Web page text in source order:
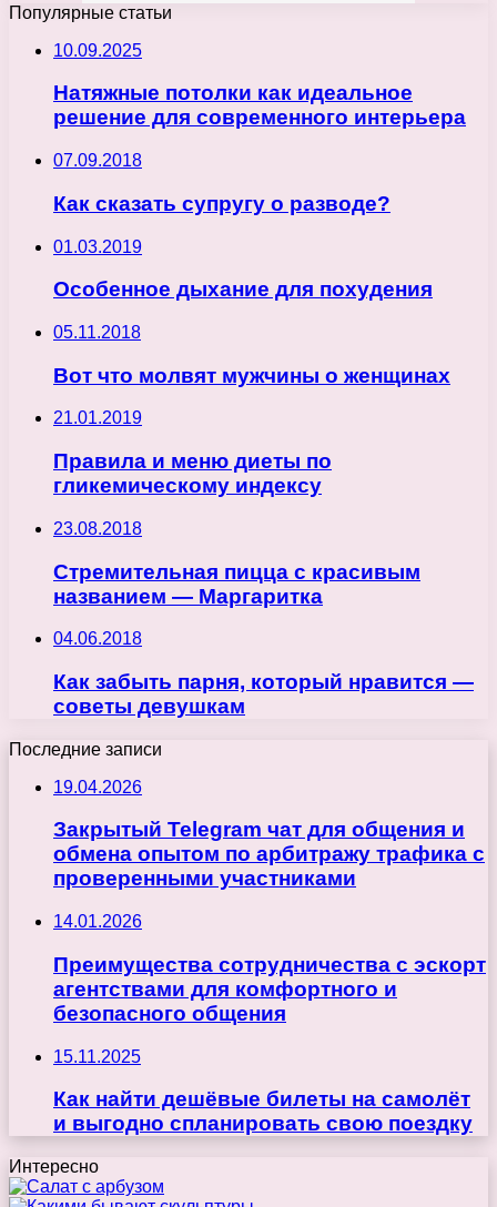
Популярные статьи
10.09.2025
Натяжные потолки как идеальное
решение для современного интерьера
07.09.2018
Как сказать супругу о разводе?
01.03.2019
Особенное дыхание для похудения
05.11.2018
Вот что молвят мужчины о женщинах
21.01.2019
Правила и меню диеты по
гликемическому индексу
23.08.2018
Стремительная пицца с красивым
названием — Маргаритка
04.06.2018
Как забыть парня, который нравится —
советы девушкам
Последние записи
19.04.2026
Закрытый Telegram чат для общения и
обмена опытом по арбитражу трафика с
проверенными участниками
14.01.2026
Преимущества сотрудничества с эскорт
агентствами для комфортного и
безопасного общения
15.11.2025
Как найти дешёвые билеты на самолёт
и выгодно спланировать свою поездку
Интересно